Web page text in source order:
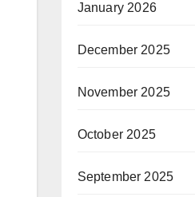
January 2026
December 2025
November 2025
October 2025
September 2025